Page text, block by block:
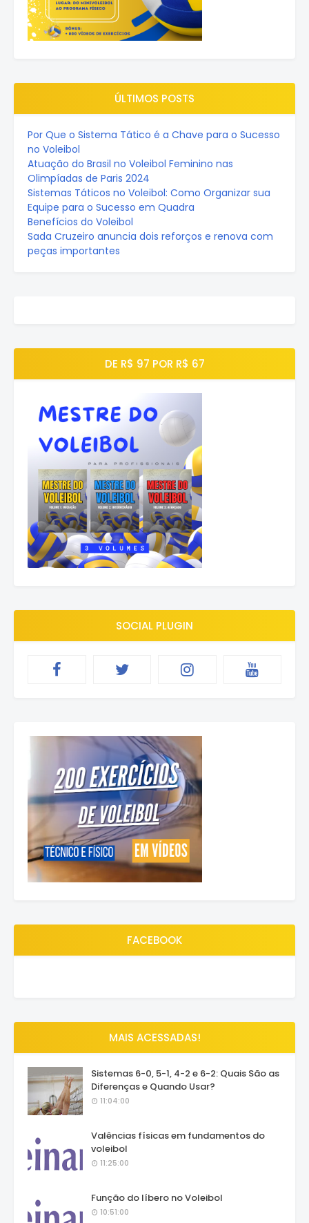
ÚLTIMOS POSTS
Por Que o Sistema Tático é a Chave para o Sucesso
no Voleibol
Atuação do Brasil no Voleibol Feminino nas
Olimpíadas de Paris 2024
Sistemas Táticos no Voleibol: Como Organizar sua
Equipe para o Sucesso em Quadra
Benefícios do Voleibol
Sada Cruzeiro anuncia dois reforços e renova com
peças importantes
DE R$ 97 POR R$ 67
SOCIAL PLUGIN
FACEBOOK
MAIS ACESSADAS!
Sistemas 6-0, 5-1, 4-2 e 6-2: Quais São as
Diferenças e Quando Usar?
11:04:00
Valências físicas em fundamentos do
voleibol
11:25:00
Função do líbero no Voleibol
10:51:00